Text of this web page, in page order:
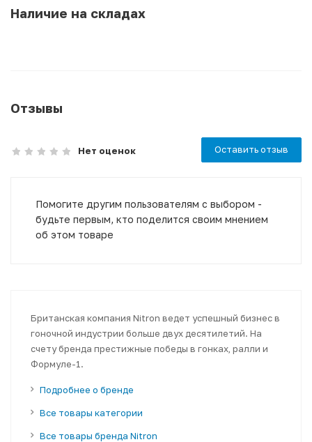
Наличие на складах
Отзывы
Нет оценок Оставить отзыв
Помогите другим пользователям с выбором -
будьте первым, кто поделится своим мнением
об этом товаре
Британская компания Nitron ведет успешный бизнес в
гоночной индустрии больше двух десятилетий. На
счету бренда престижные победы в гонках, ралли и
Формуле-1.
Подробнее о бренде
Все товары категории
Все товары бренда Nitron